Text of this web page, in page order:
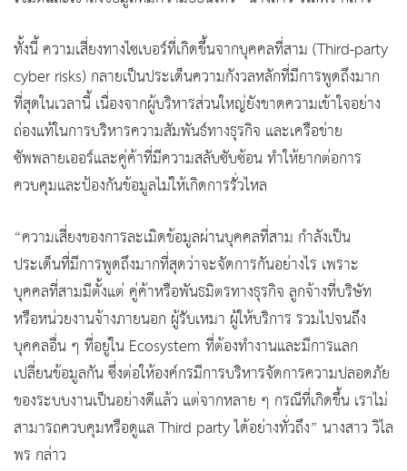
ทั้งนี้ ความเสี่ยงทางไซเบอร์ที่เกิดขึ้นจากบุคคลที่สาม (Third-party
cyber risks) กลายเป็นประเด็นความกังวลหลักที่มีการพูดถึงมาก
ที่สุดในเวลานี้ เนื่องจากผู้บริหารส่วนใหญ่ยังขาดความเข้าใจอย่าง
ถ่องแท้ในการบริหารความสัมพันธ์ทางธุรกิจ และเครือข่าย
ซัพพลายเออร์และคู่ค้าที่มีความสลับซับซ้อน ทำให้ยากต่อการ
ควบคุมและป้องกันข้อมูลไม่ให้เกิดการรั่วไหล
“ความเสี่ยงของการละเมิดข้อมูลผ่านบุคคลที่สาม กำลังเป็น
ประเด็นที่มีการพูดถึงมากที่สุดว่าจะจัดการกันอย่างไร เพราะ
บุคคลที่สามมีตั้งแต่ คู่ค้าหรือพันธมิตรทางธุรกิจ ลูกจ้างที่บริษัท
หรือหน่วยงานจ้างภายนอก ผู้รับเหมา ผู้ให้บริการ รวมไปจนถึง
บุคคลอื่น ๆ ที่อยู่ใน Ecosystem ที่ต้องทำงานและมีการแลก
เปลี่ยนข้อมูลกัน ซึ่งต่อให้องค์กรมีการบริหารจัดการความปลอดภัย
ของระบบงานเป็นอย่างดีแล้ว แต่จากหลาย ๆ กรณีที่เกิดขึ้น เราไม่
สามารถควบคุมหรือดูแล Third party ได้อย่างทั่วถึง” นางสาว วิไล
พร กล่าว